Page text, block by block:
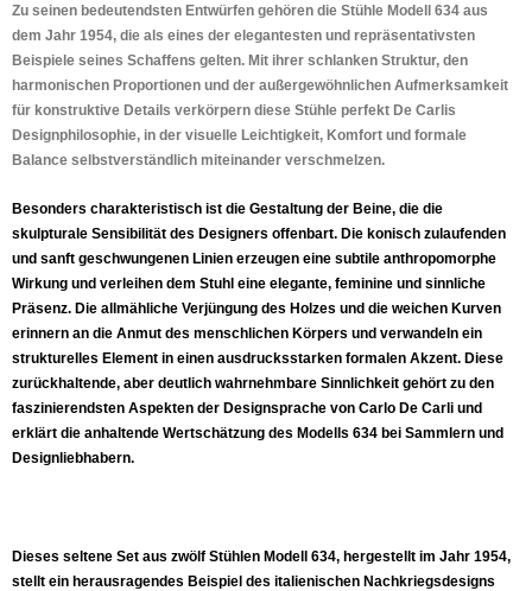
Zu seinen bedeutendsten Entwürfen gehören die Stühle Modell 634 aus
dem Jahr 1954, die als eines der elegantesten und repräsentativsten
Beispiele seines Schaffens gelten. Mit ihrer schlanken Struktur, den
harmonischen Proportionen und der außergewöhnlichen Aufmerksamkeit
für konstruktive Details verkörpern diese Stühle perfekt De Carlis
Designphilosophie, in der visuelle Leichtigkeit, Komfort und formale
Balance selbstverständlich miteinander verschmelzen.
Besonders charakteristisch ist die Gestaltung der Beine, die die
skulpturale Sensibilität des Designers offenbart. Die konisch zulaufenden
und sanft geschwungenen Linien erzeugen eine subtile anthropomorphe
Wirkung und verleihen dem Stuhl eine elegante, feminine und sinnliche
Präsenz. Die allmähliche Verjüngung des Holzes und die weichen Kurven
erinnern an die Anmut des menschlichen Körpers und verwandeln ein
strukturelles Element in einen ausdrucksstarken formalen Akzent. Diese
zurückhaltende, aber deutlich wahrnehmbare Sinnlichkeit gehört zu den
faszinierendsten Aspekten der Designsprache von Carlo De Carli und
erklärt die anhaltende Wertschätzung des Modells 634 bei Sammlern und
Designliebhabern.
Dieses seltene Set aus zwölf Stühlen Modell 634, hergestellt im Jahr 1954,
stellt ein herausragendes Beispiel des italienischen Nachkriegsdesigns